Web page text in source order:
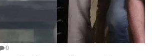
0